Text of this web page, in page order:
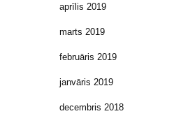
aprīlis 2019
marts 2019
februāris 2019
janvāris 2019
decembris 2018